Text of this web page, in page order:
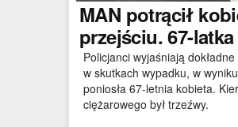
MAN potrącił
przejściu. 67-
Policjanci wyjaśniają
w skutkach wypadku, w
poniosła 67-letnia kobieta.
ciężarowego był trzeźwy.